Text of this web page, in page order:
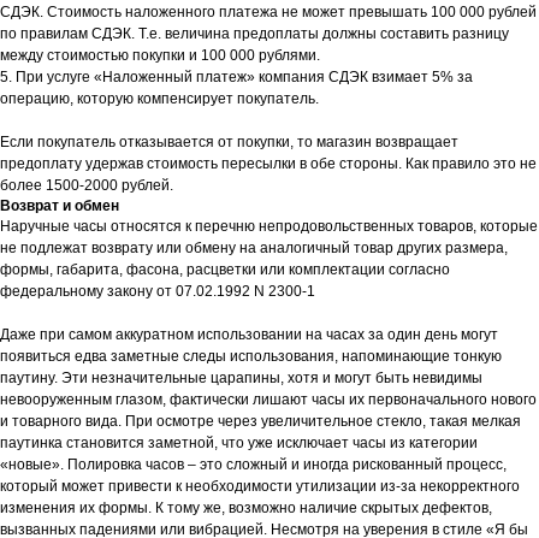
СДЭК. Стоимость наложенного платежа не может превышать 100 000 рублей
по правилам СДЭК. Т.е. величина предоплаты должны составить разницу
между стоимостью покупки и 100 000 рублями.
5. При услуге «Наложенный платеж» компания СДЭК взимает 5% за
операцию, которую компенсирует покупатель.
Если покупатель отказывается от покупки, то магазин возвращает
предоплату удержав стоимость пересылки в обе стороны. Как правило это не
более 1500-2000 рублей.
Возврат и обмен
Наручные часы относятся к перечню непродовольственных товаров, которые
не подлежат возврату или обмену на аналогичный товар других размера,
формы, габарита, фасона, расцветки или комплектации согласно
федеральному закону от 07.02.1992 N 2300-1
Даже при самом аккуратном использовании на часах за один день могут
появиться едва заметные следы использования, напоминающие тонкую
паутину. Эти незначительные царапины, хотя и могут быть невидимы
невооруженным глазом, фактически лишают часы их первоначального нового
и товарного вида. При осмотре через увеличительное стекло, такая мелкая
паутинка становится заметной, что уже исключает часы из категории
«новые». Полировка часов – это сложный и иногда рискованный процесс,
который может привести к необходимости утилизации из-за некорректного
изменения их формы. К тому же, возможно наличие скрытых дефектов,
вызванных падениями или вибрацией. Несмотря на уверения в стиле «Я бы